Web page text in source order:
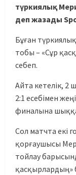
түркиялық
деп жазады
Бұған
тобы – «Сұр
себеп.
Айта кетелік, 2
2:1 есебімен
финалына
Сол матчта екі
қорғаушысы
тойлау
қасқырлардың»